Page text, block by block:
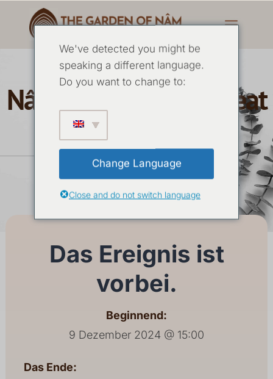
Nâm Meditation Retreat
Dezember 2024
09. DEZEMBER-13. DEZEMBER 2024
Das Ereignis ist
vorbei.
Beginnend:
9 Dezember 2024 @ 15:00
Das Ende:
We've detected you might be
speaking a different language.
Do you want to change to:
Change Language
Close and do not switch language